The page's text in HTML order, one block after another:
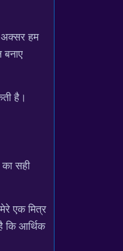
हम
है।
सही
एक मित्र
कि आर्थिक